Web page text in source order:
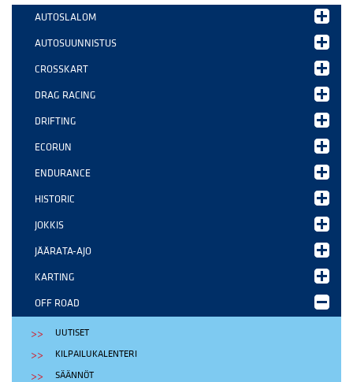
AUTOSLALOM
AUTOSUUNNISTUS
CROSSKART
DRAG RACING
DRIFTING
ECORUN
ENDURANCE
HISTORIC
JOKKIS
JÄÄRATA-AJO
KARTING
OFF ROAD
UUTISET
KILPAILUKALENTERI
SÄÄNNÖT